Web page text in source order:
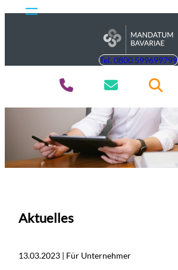
Tel. 0800 599699799
Aktuelles
13.03.2023 | Für Unternehmer